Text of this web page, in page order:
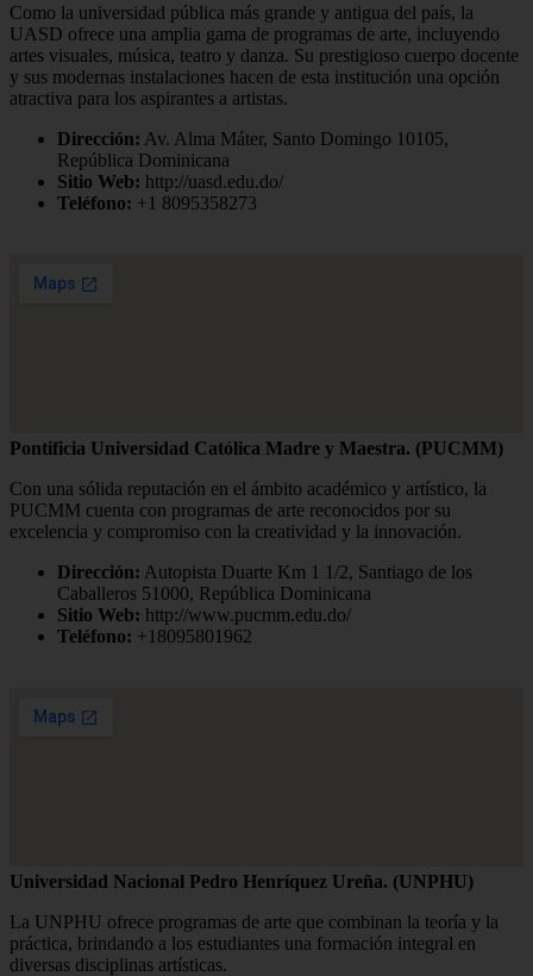
Como la universidad pública más grande y antigua del país, la
UASD ofrece una amplia gama de programas de arte, incluyendo
artes visuales, música, teatro y danza. Su prestigioso cuerpo docente
y sus modernas instalaciones hacen de esta institución una opción
atractiva para los aspirantes a artistas.
Dirección: Av. Alma Máter, Santo Domingo 10105,
República Dominicana
Sitio Web: http://uasd.edu.do/
Teléfono: +1 8095358273
Pontificia Universidad Católica Madre y Maestra. (PUCMM)
Con una sólida reputación en el ámbito académico y artístico, la
PUCMM cuenta con programas de arte reconocidos por su
excelencia y compromiso con la creatividad y la innovación.
Dirección: Autopista Duarte Km 1 1/2, Santiago de los
Caballeros 51000, República Dominicana
Sitio Web: http://www.pucmm.edu.do/
Teléfono: +18095801962
Universidad Nacional Pedro Henríquez Ureña. (UNPHU)
La UNPHU ofrece programas de arte que combinan la teoría y la
práctica, brindando a los estudiantes una formación integral en
diversas disciplinas artísticas.